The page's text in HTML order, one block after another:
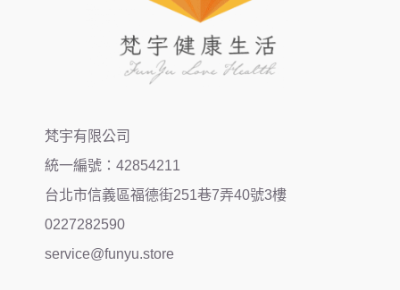
梵宇有限公司
統一編號：42854211
台北市信義區福德街251巷7弄40號3樓
0227282590
service@funyu.store